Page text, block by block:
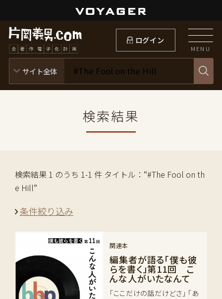
ログイン
MENU
検索結果
検索結果 1 のうち 1-1 件 タイトル：“#The Fool on th
e Hill”
条件絞り込み
関連本
編集者が語る「僕も彼
らを書く」第11回 こ
んな人がいたなんて
「ここだけの話だけどさ」 「あ